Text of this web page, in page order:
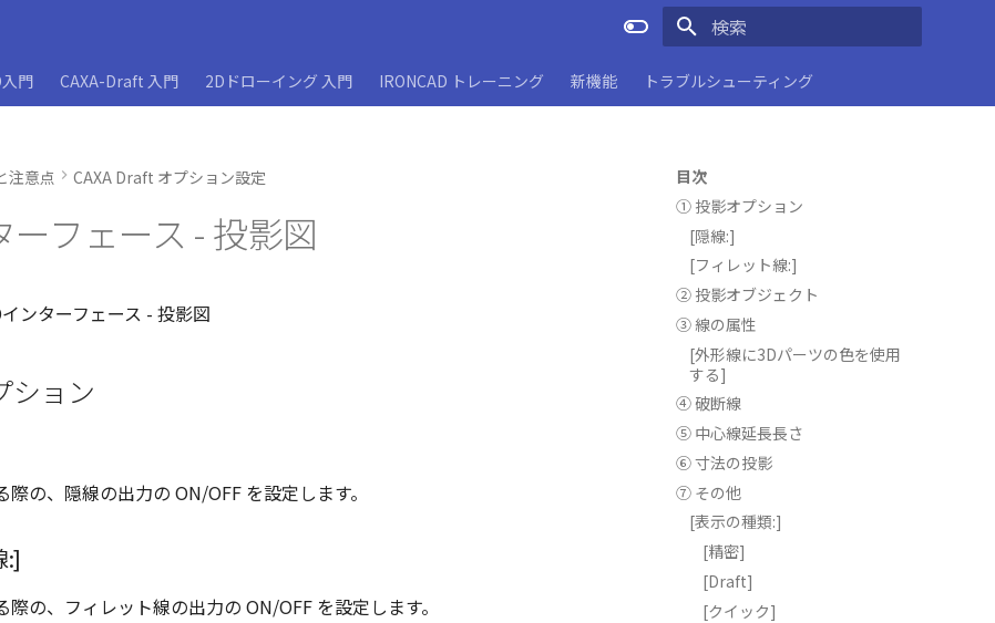
門 CAXA-Draft 入門 2Dドローイング 入門 IRONCAD トレーニング 新機能 トラブルシューティング
目次
① 投影オプション
[隠線:]
[フィレット線:]
② 投影オブジェクト
③ 線の属性
[外形線に3Dパーツの色を使用
する]
④ 破断線
⑤ 中心線延長長さ
⑥ 寸法の投影
⑦ その他
[表示の種類:]
[精密]
[Draft]
[クイック]
注意点 CAXA Draft オプション設定
ーフェース - 投影図
ョン
の、隠線の出力の ON/OFF を設定します。
:]
の、フィレット線の出力の ON/OFF を設定します。